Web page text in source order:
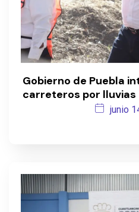
Gobierno de Puebla
carreteros por lluvias
junio